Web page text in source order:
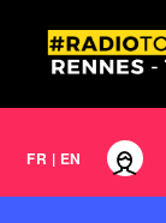
FR | EN